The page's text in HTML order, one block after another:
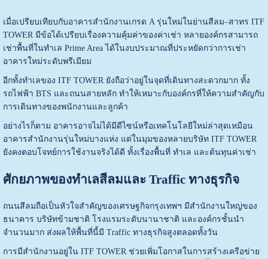
เมื่อเปรียบเทียบกับอาคารสำนักงานเกรด A รุ่นใหม่ในย่านสีลม–สาทร ITF
TOWER มีข้อได้เปรียบเรื่องความคุ้มค่าของค่าเช่า หลายองค์กรสามารถ
เช่าพื้นที่ในทำเล Prime Area ได้ในงบประมาณที่ประหยัดกว่าการเช่า
อาคารใหม่ระดับพรีเมียม
อีกทั้งทำเลของ ITF TOWER ยังถือว่าอยู่ในจุดที่เดินทางสะดวกมาก ทั้ง
รถไฟฟ้า BTS และถนนสายหลัก ทำให้เหมาะกับองค์กรที่ให้ความสำคัญกับ
การเดินทางของพนักงานและลูกค้า
อย่างไรก็ตาม อาคารอาจไม่ได้มีดีไซน์หรือเทคโนโลยีใหม่ล่าสุดเหมือน
อาคารสำนักงานรุ่นใหม่บางแห่ง แต่ในมุมของหลายบริษัท ITF TOWER
ยังคงตอบโจทย์การใช้งานจริงได้ดี ทั้งเรื่องพื้นที่ ทำเล และต้นทุนค่าเช่า
ศักยภาพของทำเลสีลมและ Traffic ทางธุรกิจ
ถนนสีลมถือเป็นหัวใจสำคัญของเศรษฐกิจกรุงเทพฯ มีสำนักงานใหญ่ของ
ธนาคาร บริษัทข้ามชาติ โรงแรมระดับนานาชาติ และองค์กรชั้นนำ
จำนวนมาก ส่งผลให้พื้นที่นี้มี Traffic ทางธุรกิจสูงตลอดทั้งวัน
การมีสำนักงานอยู่ใน ITF TOWER ช่วยเพิ่มโอกาสในการสร้างเครือข่าย